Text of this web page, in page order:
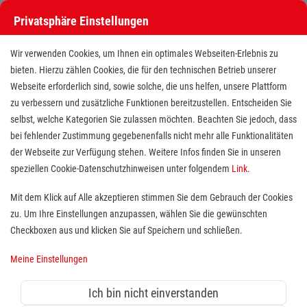
Stellenangebote bei den Maltesern
Stellenangebote bei den Maltesern
Finde deutschlandweit offene Stellen bei einem der größten
Arbeitgeber im Gesundheits- und Sozialwesen in Vollzeit,
Teilzeit, als Minijob, Trainee oder FSJ!
Suche
Jobs suchen
Privatsphäre Einstellungen
Wir verwenden Cookies, um Ihnen ein optimales Webseiten-Erlebnis zu
bieten. Hierzu zählen Cookies, die für den technischen Betrieb unserer
Webseite erforderlich sind, sowie solche, die uns helfen, unsere Plattform
zu verbessern und zusätzliche Funktionen bereitzustellen. Entscheiden Sie
selbst, welche Kategorien Sie zulassen möchten. Beachten Sie jedoch, dass
bei fehlender Zustimmung gegebenenfalls nicht mehr alle Funktionalitäten
der Webseite zur Verfügung stehen. Weitere Infos finden Sie in unseren
speziellen Cookie-Datenschutzhinweisen unter folgendem Link.
Mit dem Klick auf Alle akzeptieren stimmen Sie dem Gebrauch der Cookies
zu. Um Ihre Einstellungen anzupassen, wählen Sie die gewünschten
Checkboxen aus und klicken Sie auf Speichern und schließen.
Meine Einstellungen
Ich bin nicht einverstanden